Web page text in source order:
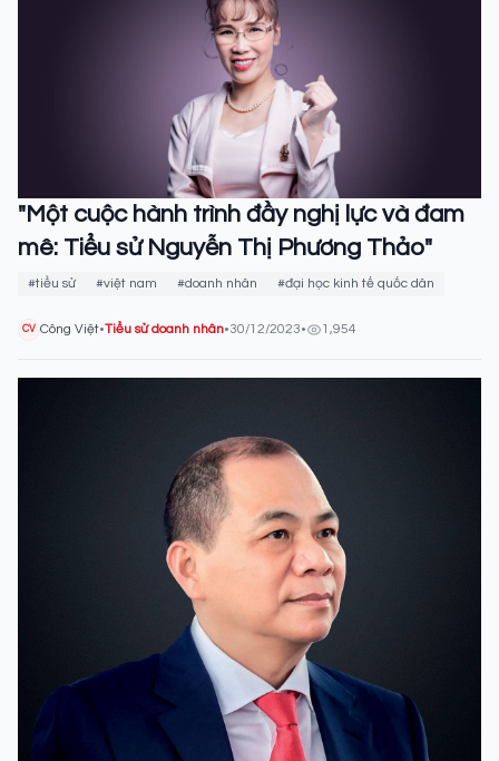
"Một cuộc hành trình đầy nghị lực và đam
mê: Tiểu sử Nguyễn Thị Phương Thảo"
#tiểu sử #việt nam #doanh nhân #đại học kinh tế quốc dân
CV Công Việt•Tiểu sử doanh nhân•30/12/2023• 1,954